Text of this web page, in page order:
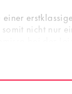
nicht nur